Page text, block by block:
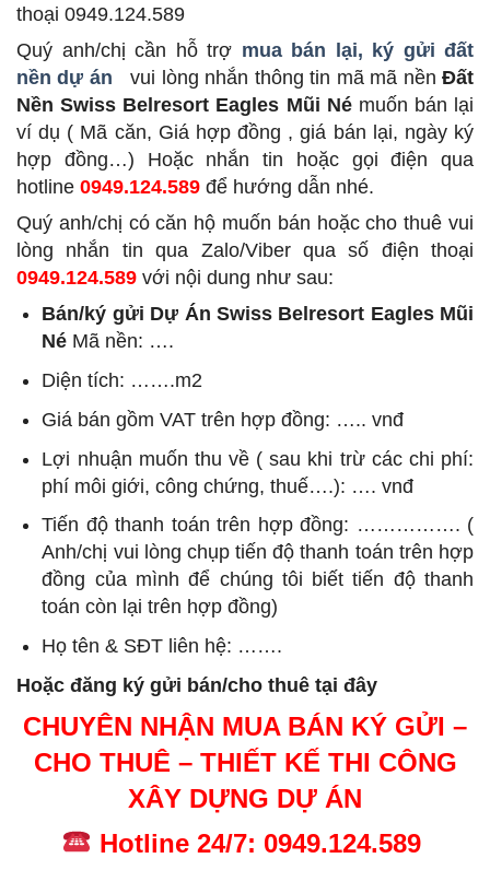
thoại 0949.124.589
Quý anh/chị cần hỗ trợ mua bán lại, ký gửi đất
nền dự án
vui lòng nhắn thông tin mã mã nềnĐất
Nền Swiss Belresort Eagles Mũi Némuốn bán lại
ví dụ ( Mã căn, Giá hợp đồng , giá bán lại, ngày ký
hợp đồng…) Hoặc nhắn tin hoặc gọi điện qua
hotline 0949.124.589 để hướng dẫn nhé.
Quý anh/chị có căn hộ muốn bán hoặc cho thuê vui
lòng nhắn tin qua Zalo/Viber qua số điện thoại
0949.124.589 với nội dung như sau:
Bán/ký gửi Dự Án Swiss Belresort Eagles Mũi
Né Mã nền: ….
Diện tích: …….m2
Giá bán gồm VAT trên hợp đồng: ….. vnđ
Lợi nhuận muốn thu về ( sau khi trừ các chi phí:
phí môi giới, công chứng, thuế….): …. vnđ
Tiến độ thanh toán trên hợp đồng: ……………. (
Anh/chị vui lòng chụp tiến độ thanh toán trên hợp
đồng của mình để chúng tôi biết tiến độ thanh
toán còn lại trên hợp đồng)
Họ tên & SĐT liên hệ: …….
Hoặc đăng ký gửi bán/cho thuê tại đây
CHUYÊN NHẬN MUA BÁN KÝ GỬI –
CHO THUÊ – THIẾT KẾ THI CÔNG
XÂY DỰNG DỰ ÁN
Hotline 24/7: 0949.124.589